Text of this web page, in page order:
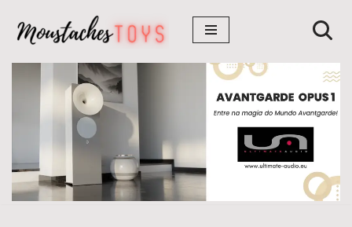
Avançar
para
conteúdo